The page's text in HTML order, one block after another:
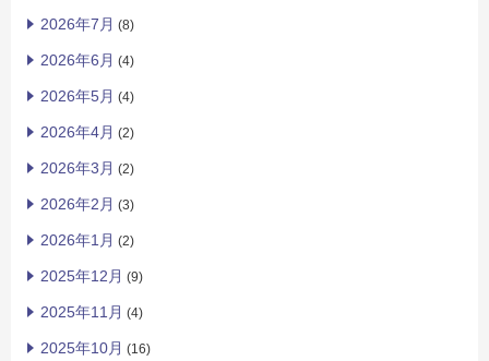
2026年7月 (8)
2026年6月 (4)
2026年5月 (4)
2026年4月 (2)
2026年3月 (2)
2026年2月 (3)
2026年1月 (2)
2025年12月 (9)
2025年11月 (4)
2025年10月 (16)